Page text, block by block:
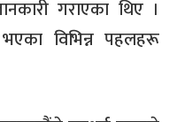
गराएका थिए ।
विभिन्न पहलहरू